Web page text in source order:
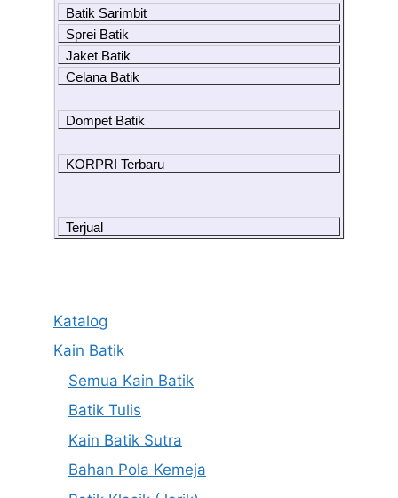
Batik Sarimbit
Sprei Batik
Jaket Batik
Celana Batik
Dompet Batik
KORPRI Terbaru
Terjual
Katalog
Kain Batik
Semua Kain Batik
Batik Tulis
Kain Batik Sutra
Bahan Pola Kemeja